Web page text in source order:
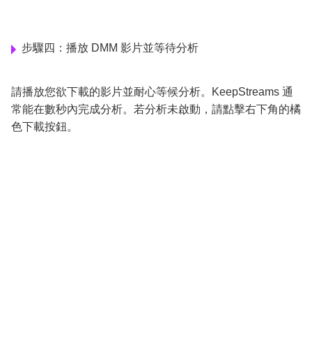
步驟四：播放 DMM 影片並等待分析
請播放您欲下載的影片並耐心等候分析。KeepStreams 通
常能在數秒內完成分析。若分析未啟動，請點擊右下角的橘
色下載按鈕。